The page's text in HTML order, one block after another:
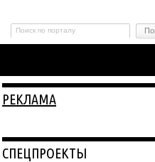
РЕКЛАМА
СПЕЦПРОЕКТЫ